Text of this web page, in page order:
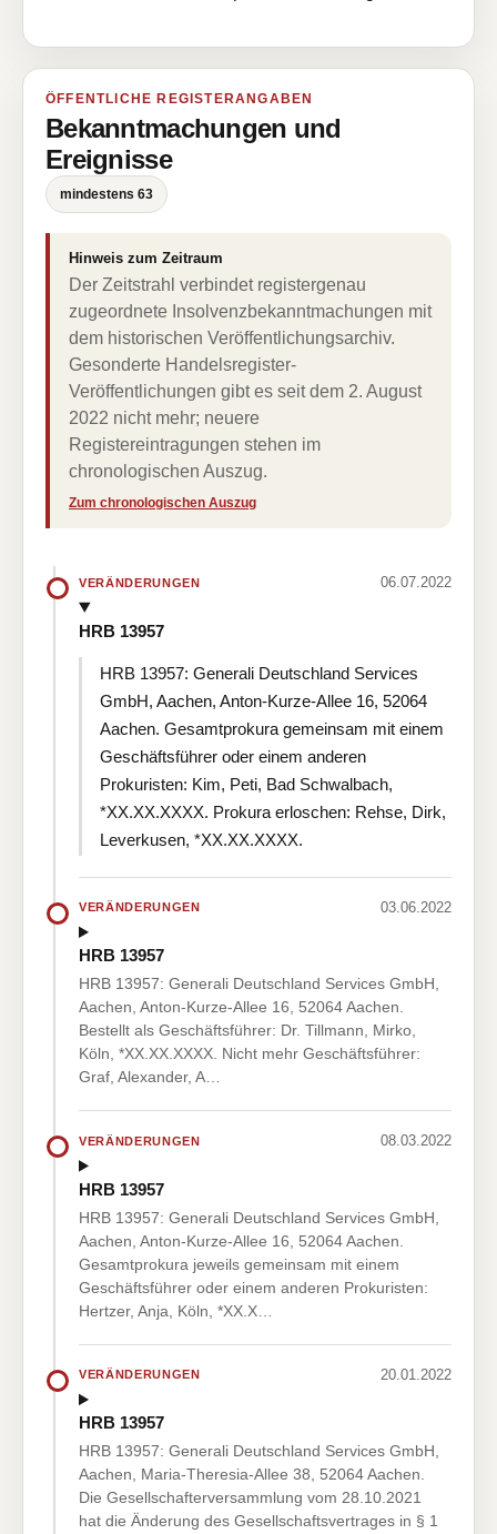
ÖFFENTLICHE REGISTERANGABEN
Bekanntmachungen und
Ereignisse
mindestens 63
Hinweis zum Zeitraum
Der Zeitstrahl verbindet registergenau
zugeordnete Insolvenzbekanntmachungen mit
dem historischen Veröffentlichungsarchiv.
Gesonderte Handelsregister-
Veröffentlichungen gibt es seit dem 2. August
2022 nicht mehr; neuere
Registereintragungen stehen im
chronologischen Auszug.
Zum chronologischen Auszug
VERÄNDERUNGEN 06.07.2022
HRB 13957
HRB 13957: Generali Deutschland Services
GmbH, Aachen, Anton-Kurze-Allee 16, 52064
Aachen. Gesamtprokura gemeinsam mit einem
Geschäftsführer oder einem anderen
Prokuristen: Kim, Peti, Bad Schwalbach,
*XX.XX.XXXX. Prokura erloschen: Rehse, Dirk,
Leverkusen, *XX.XX.XXXX.
VERÄNDERUNGEN 03.06.2022
HRB 13957
HRB 13957: Generali Deutschland Services GmbH,
Aachen, Anton-Kurze-Allee 16, 52064 Aachen.
Bestellt als Geschäftsführer: Dr. Tillmann, Mirko,
Köln, *XX.XX.XXXX. Nicht mehr Geschäftsführer:
Graf, Alexander, A…
VERÄNDERUNGEN 08.03.2022
HRB 13957
HRB 13957: Generali Deutschland Services GmbH,
Aachen, Anton-Kurze-Allee 16, 52064 Aachen.
Gesamtprokura jeweils gemeinsam mit einem
Geschäftsführer oder einem anderen Prokuristen:
Hertzer, Anja, Köln, *XX.X…
VERÄNDERUNGEN 20.01.2022
HRB 13957
HRB 13957: Generali Deutschland Services GmbH,
Aachen, Maria-Theresia-Allee 38, 52064 Aachen.
Die Gesellschafterversammlung vom 28.10.2021
hat die Änderung des Gesellschaftsvertrages in § 1